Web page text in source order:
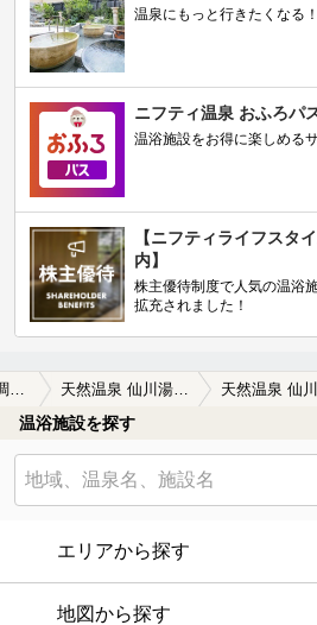
温泉にもっと行きたくなる
ニフティ温泉 おふろパ
温浴施設をお得に楽しめる
【ニフティライフスタ
内】
株主優待制度で人気の温浴
拡充されました！
温浴施設を探す
エリアから探す
地図から探す